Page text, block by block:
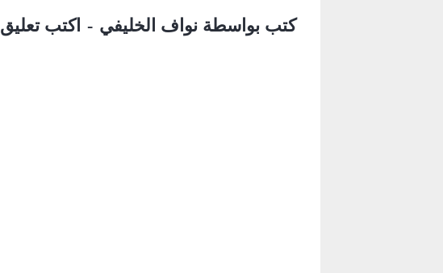
كتب بواسطة نواف الخليفي اكتب تعليق